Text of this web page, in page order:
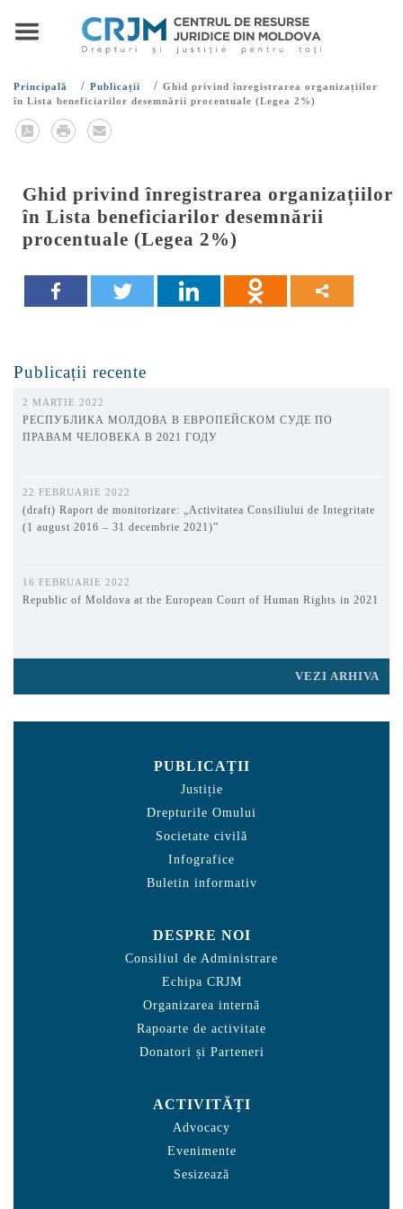
Principală / Publicații / Ghid privind înregistrarea organizațiilor
în Lista beneficiarilor desemnării procentuale (Legea 2%)
Ghid privind înregistrarea organizațiilor
în Lista beneficiarilor desemnării
procentuale (Legea 2%)
Publicații recente
2 MARTIE 2022
РЕСПУБЛИКА МОЛДОВА В ЕВРОПЕЙСКОМ СУДЕ ПО
ПРАВАМ ЧЕЛОВЕКА В 2021 ГОДУ
22 FEBRUARIE 2022
(draft) Raport de monitorizare: „Activitatea Consiliului de Integritate
(1 august 2016 – 31 decembrie 2021)”
16 FEBRUARIE 2022
Republic of Moldova at the European Court of Human Rights in 2021
VEZI ARHIVA
PUBLICAȚII
Justiție
Drepturile Omului
Societate civilă
Infografice
Buletin informativ
DESPRE NOI
Consiliul de Administrare
Echipa CRJM
Organizarea internă
Rapoarte de activitate
Donatori și Parteneri
ACTIVITĂȚI
Advocacy
Evenimente
Sesizează